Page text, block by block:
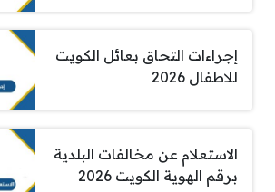
إجراءات التحاق بعائل الكويت
للاطفال 2026
الاستعلام عن مخالفات البلدية
برقم الهوية الكويت 2026